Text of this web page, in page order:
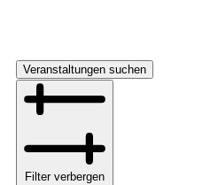
Veranstaltungen suchen
Filter verbergen